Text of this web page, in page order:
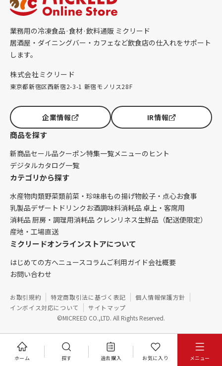
ホーム 探す 過去購入 お気に入り メニュー
業務用の冷凍食品·食材·飲料通販 ミクリード
居酒屋・ダイニングバー・カフェなど飲食店の仕入れをサポート
します。
株式会社ミクリード
東京都新宿区西新宿2-3-1 新宿モノリス28F
企業情報 IR情報
商品を探す
新商品セール品クーポン特集一覧メニューのヒント
デジタルカタログ一覧
カテゴリから探す
水産物肉類野菜類前菜・珍味串もの揚げ物餃子・点心お食事
乳製品デザート ドリンク お酒調味料消耗品 卓上・客席用
消耗品 厨房・調理用消耗品 クレンリネス生鮮品（配送便限定）
産地・工場直送
ミクリードオンラインストアについて
はじめての方へニュースコラムご利用ガイド会社概要
お問い合わせ
©MICREED CO.,LTD. All Rights Reserved.
お取引規約 特定商取引法に基づく表記
個人情報保護方針
インボイス対応について
サイトマップ